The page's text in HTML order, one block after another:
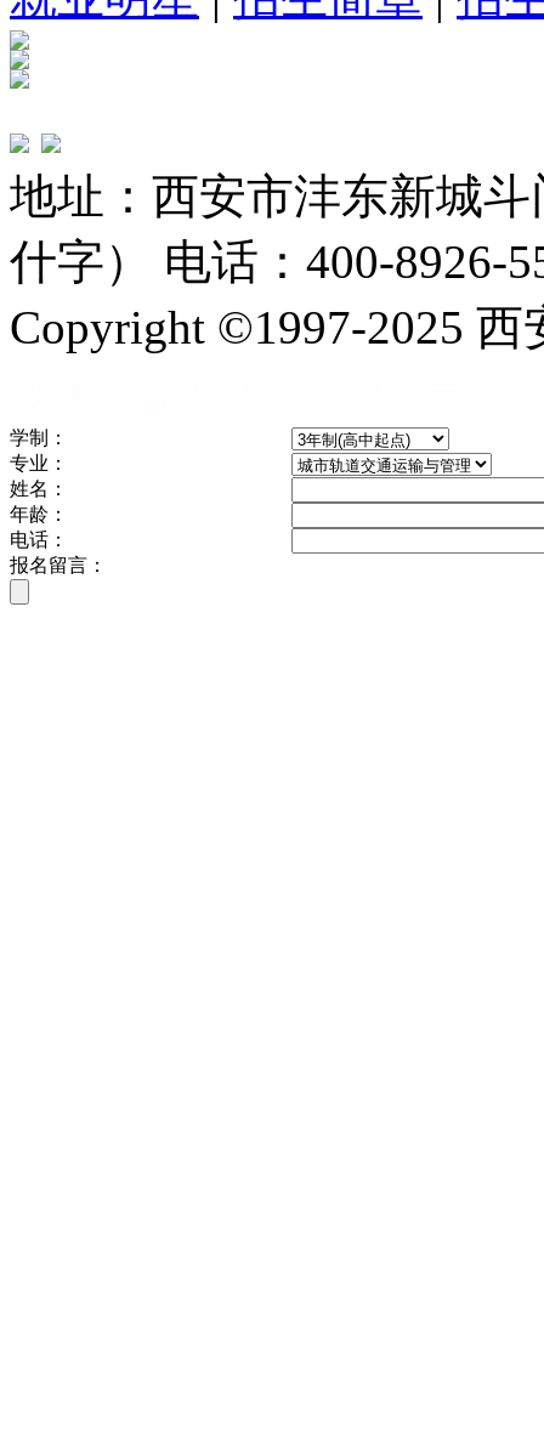
地址：西安市沣东新城
什字） 电话：400-8926-
Copyright ©1997-2025
学制：
专业：
姓名：
年龄：
电话：
报名留言：